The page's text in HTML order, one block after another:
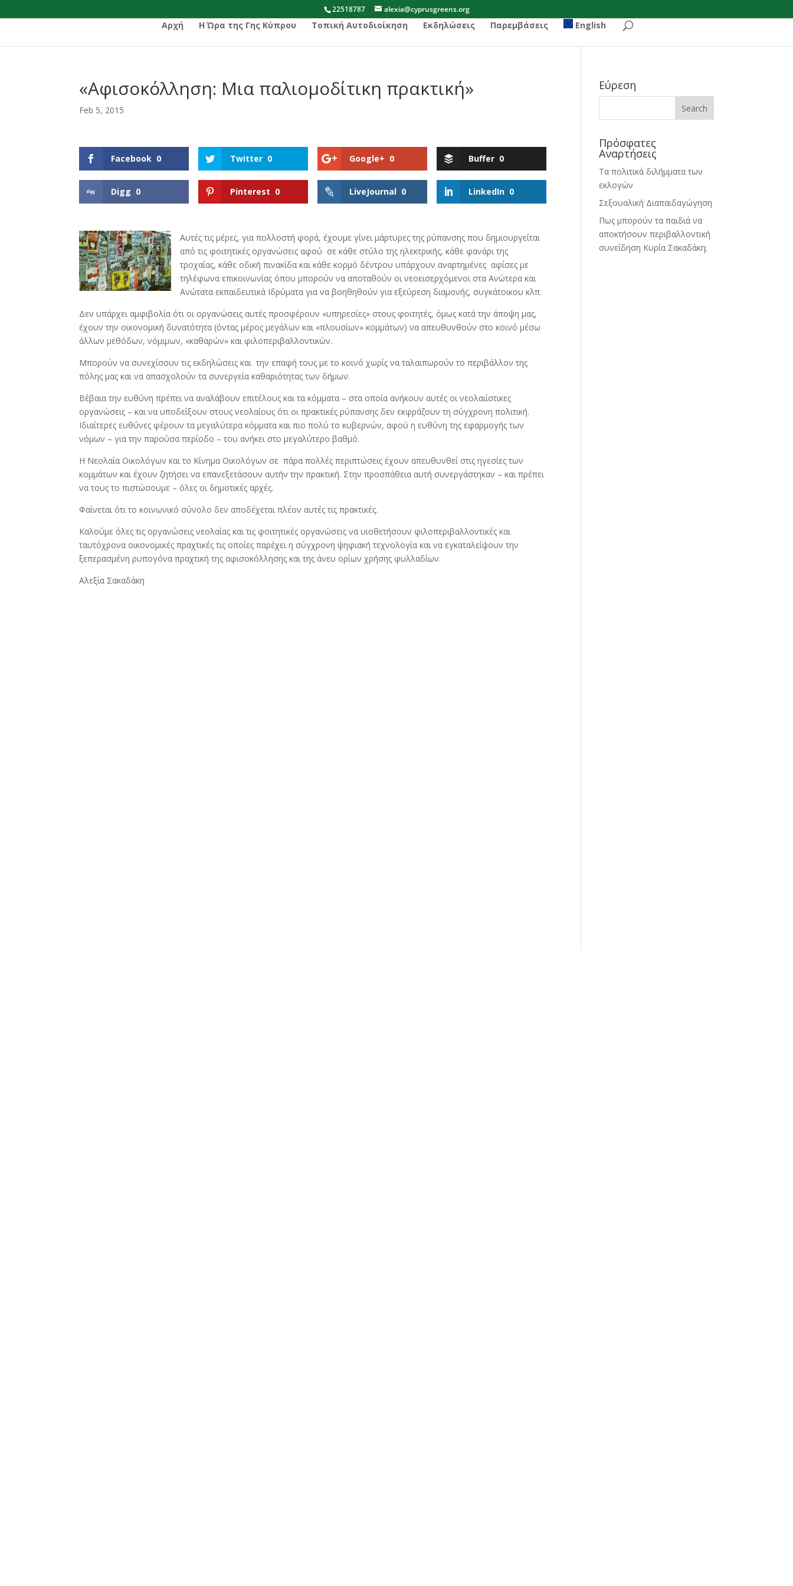
22518787 alexia@cyprusgreens.org
Αρχή Η Ώρα της Γης Κύπρου Τοπική Αυτοδιοίκηση Εκδηλώσεις Παρεμβάσεις English
«Αφισοκόλληση: Μια παλιομοδίτικη πρακτική»
Feb 5, 2015
Facebook 0 Twitter 0 Google+ 0 Buffer 0
Digg 0 Pinterest 0 LiveJournal 0 LinkedIn 0
Αυτές τις μέρες, για πολλοστή φορά, έχουμε γίνει μάρτυρες της ρύπανσης που δημιουργείται
από τις φοιτητικές οργανώσεις αφού σε κάθε στύλο της ηλεκτρικής, κάθε φανάρι της
τροχαίας, κάθε οδική πινακίδα και κάθε κορμό δέντρου υπάρχουν αναρτημένες αφίσες με
τηλέφωνα επικοινωνίας όπου μπορούν να αποταθούν οι νεοεισερχόμενοι στα Ανώτερα και
Ανώτατα εκπαιδευτικά Ιδρύματα για να βοηθηθούν για εξεύρεση διαμονής, συγκάτοικου κλπ.
Δεν υπάρχει αμφιβολία ότι οι οργανώσεις αυτές προσφέρουν «υπηρεσίες» στους φοιτητές, όμως κατά την άποψη μας,
έχουν την οικονομική δυνατότητα (όντας μέρος μεγάλων και «πλουσίων» κομμάτων) να απευθυνθούν στο κοινό μέσω
άλλων μεθόδων, νόμιμων, «καθαρών» και φιλοπεριβαλλοντικών.
Μπορούν να συνεχίσουν τις εκδηλώσεις και την επαφή τους με το κοινό χωρίς να ταλαιπωρούν το περιβάλλον της
πόλης μας και να απασχολούν τα συνεργεία καθαριότητας των δήμων.
Βέβαια την ευθύνη πρέπει να αναλάβουν επιτέλους και τα κόμματα – στα οποία ανήκουν αυτές οι νεολαιίστικες
οργανώσεις – και να υποδείξουν στους νεολαίους ότι οι πρακτικές ρύπανσης δεν εκφράζουν τη σύγχρονη πολιτική.
Ιδιαίτερες ευθύνες φέρουν τα μεγαλύτερα κόμματα και πιο πολύ το κυβερνών, αφού η ευθύνη της εφαρμογής των
νόμων – για την παρούσα περίοδο – του ανήκει στο μεγαλύτερο βαθμό.
Η Νεολαία Οικολόγων και το Κίνημα Οικολόγων σε πάρα πολλές περιπτώσεις έχουν απευθυνθεί στις ηγεσίες των
κομμάτων και έχουν ζητήσει να επανεξετάσουν αυτήν την πρακτική. Στην προσπάθεια αυτή συνεργάστηκαν – και πρέπει
να τους το πιστώσουμε – όλες οι δημοτικές αρχές.
Φαίνεται ότι το κοινωνικό σύνολο δεν αποδέχεται πλέον αυτές τις πρακτικές.
Καλούμε όλες τις οργανώσεις νεολαίας και τις φοιτητικές οργανώσεις να υιοθετήσουν φιλοπεριβαλλοντικές και
ταυτόχρονα οικονομικές πραχτικές τις οποίες παρέχει η σύγχρονη ψηφιακή τεχνολογία και να εγκαταλείψουν την
ξεπερασμένη ρυπογόνα πραχτική της αφισοκόλλησης και της άνευ ορίων χρήσης φυλλαδίων.
Αλεξία Σακαδάκη
Εύρεση
Πρόσφατες
Αναρτήσεις
Τα πολιτικά διλήμματα των
εκλογών
Σεξουαλική Διαπαιδαγώγηση
Πως μπορούν τα παιδιά να
αποκτήσουν περιβαλλοντική
συνείδηση Κυρία Σακαδάκη;